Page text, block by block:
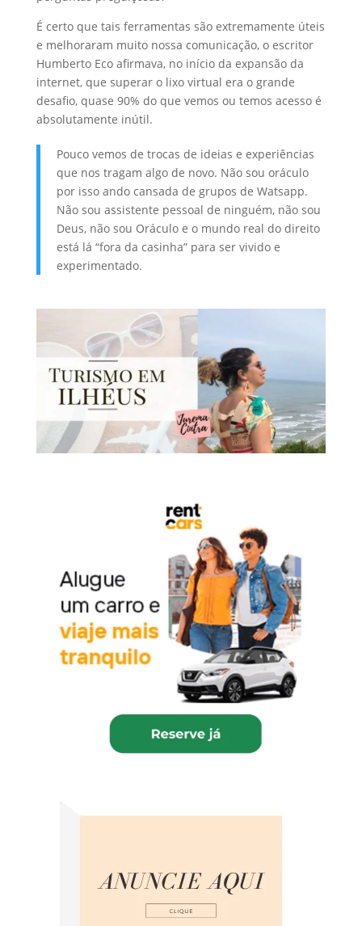
É certo que tais ferramentas são extremamente úteis
e melhoraram muito nossa comunicação, o escritor
Humberto Eco afirmava, no início da expansão da
internet, que superar o lixo virtual era o grande
desafio, quase 90% do que vemos ou temos acesso é
absolutamente inútil.
Pouco vemos de trocas de ideias e experiências
que nos tragam algo de novo. Não sou oráculo
por isso ando cansada de grupos de Watsapp.
Não sou assistente pessoal de ninguém, não sou
Deus, não sou Oráculo e o mundo real do direito
está lá “fora da casinha” para ser vivido e
experimentado.